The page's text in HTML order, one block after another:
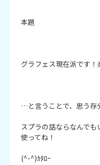
本題
グラフェス現在派です！
…と言うことで、思う存
スプラの話ならなんで
使ってね！
(^-^)ｶﾀﾛｰ